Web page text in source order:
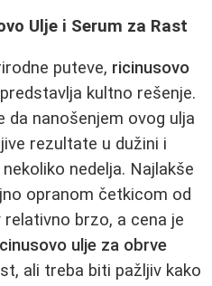
Ulje i Serum za Rast
puteve, ricinusovo
kultno rešenje.
da nanošenjem ovog ulja
rezultate u dužini i
nedelja. Najlakše
opranom četkicom od
brzo, a cena je
ulje za obrve
ali treba biti pažljiv kako